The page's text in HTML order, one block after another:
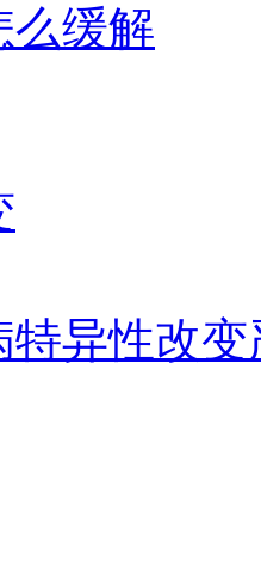
么缓解
异性改变